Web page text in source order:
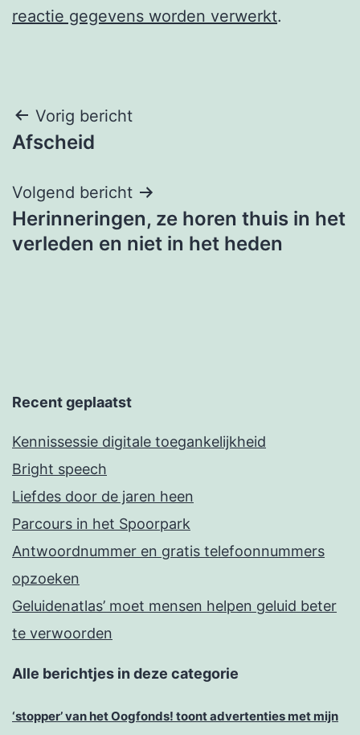
reactie gegevens worden verwerkt.
Berichtnavigatie
Vorig bericht
Afscheid
Volgend bericht
Herinneringen, ze horen thuis in het
verleden en niet in het heden
Recent geplaatst
Kennissessie digitale toegankelijkheid
Bright speech
Liefdes door de jaren heen
Parcours in het Spoorpark
Antwoordnummer en gratis telefoonnummers
opzoeken
Geluidenatlas’ moet mensen helpen geluid beter
te verwoorden
Alle berichtjes in deze categorie
‘stopper’ van het Oogfonds! toont advertenties met mijn